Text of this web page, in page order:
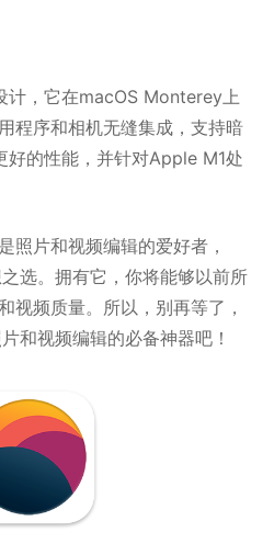
，它在macOS Monterey上
程序和相机无缝集成，支持暗
的性能，并针对Apple M1处
照片和视频编辑的爱好者，
选。拥有它，你将能够以前所
视频质量。所以，别再等了，
和视频编辑的必备神器吧！